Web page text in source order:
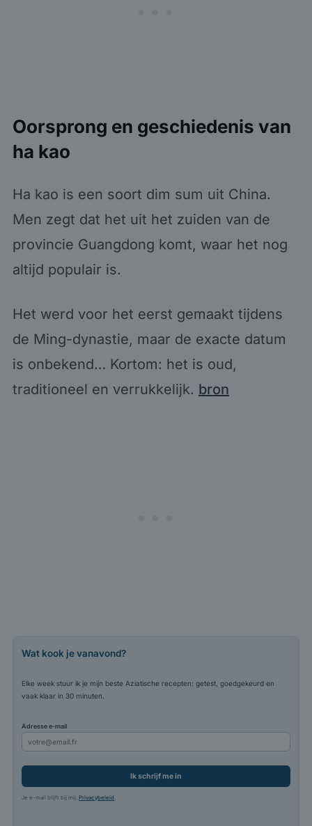
Oorsprong en geschiedenis van
ha kao
Ha kao is een soort dim sum uit China.
Men zegt dat het uit het zuiden van de
provincie Guangdong komt, waar het nog
altijd populair is.
Het werd voor het eerst gemaakt tijdens
de Ming-dynastie, maar de exacte datum
is onbekend… Kortom: het is oud,
traditioneel en verrukkelijk. bron
Wat kook je vanavond?
Elke week stuur ik je mijn beste Aziatische recepten: getest, goedgekeurd en
vaak klaar in 30 minuten.
Adresse e-mail
Ik schrijf me in
Je e-mail blijft bij mij.Privacybeleid